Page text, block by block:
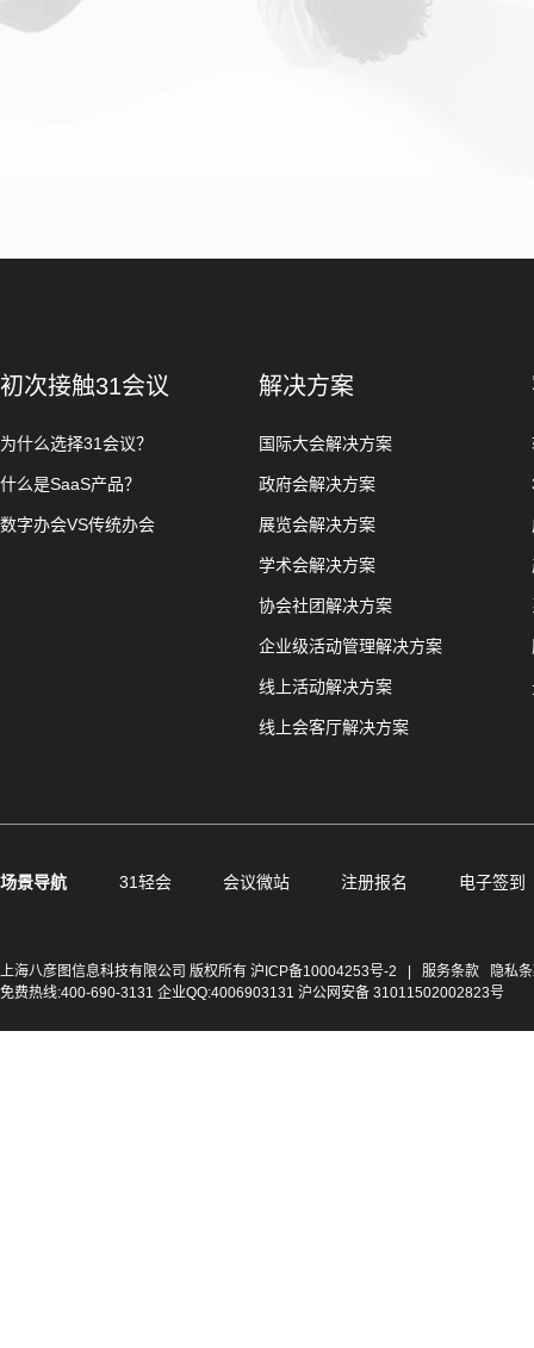
初次接触31会议
为什么选择31会议？
什么是SaaS产品？
数字办会VS传统办会
解决方案
国际大会解决方案
政府会解决方案
展览会解决方案
学术会解决方案
协会社团解决方案
企业级活动管理解决方案
线上活动解决方案
线上会客厅解决方案
场景导航 31轻会 会议微站 注册报名 电子签到
上海八彦图信息科技有限公司 版权所有 沪ICP备10004253号-2 服务条款
隐私
免费热线:400-690-3131 企业QQ:4006903131 沪公网安备 31011502002823号